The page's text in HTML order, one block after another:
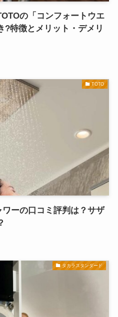
の「コンフォートウエ
?特徴とメリット・デメリ
TOTO
ーの口コミ評判は？サザ
タカラスタンダード